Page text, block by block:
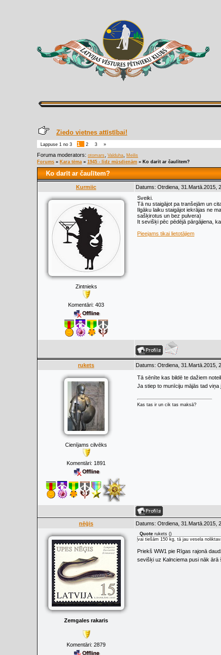
Ziedo vietnes attīstībai!
Lappuse 1 no 3 1 2 3 »
Foruma moderators: otomars Valduha
Meilis
Forums » Kara tēma » 1945 - līdz mūsdienām » Ko darīt ar čaulītem?
Ko darīt ar čaulītem?
Kurmiic Datums: Otrdiena, 31.Martā.2015,
Zintnieks
Komentāri: 403
Sveiki.
Tā nu staigājot pa tranšejām un
Ilgāku laiku staigājot iekrājas ne
sašķirotus un bez pulvera)
It sevišķi pēc pēdējā pārgājiena,
Pieejams tikai lietotājiem
rukets Datums: Otrdiena, 31.Martā.2015,
Cienījams cilvēks
Komentāri: 1891
Tā sēnīte kas bildē te dažiem
Ja stiep to munīciju mājās tad
Kas tas ir un cik tas maksā?
nēģis Datums: Otrdiena, 31.Martā.2015,
Zemgales rakaris
Komentāri: 2879
Quote rukets ()
vai tiešām 150 kg, tā jau vesela
Priekš WW1 pie Rīgas rajonā
sevišķi uz Kalnciema pusi nāk